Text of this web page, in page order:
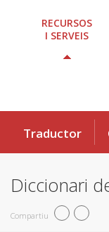
RECURSOS
I SERVEIS
Traductor
Diccionari
Compartiu